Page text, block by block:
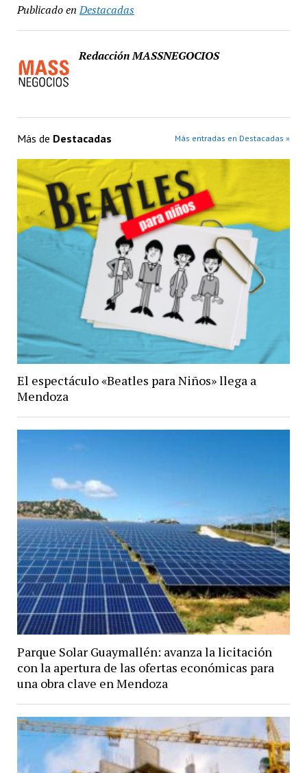
Publicado en Destacadas
Redacción MASSNEGOCIOS
Más de Destacadas Más entradas en Destacadas »
El espectáculo «Beatles para Niños» llega a
Mendoza
Parque Solar Guaymallén: avanza la licitación
con la apertura de las ofertas económicas para
una obra clave en Mendoza